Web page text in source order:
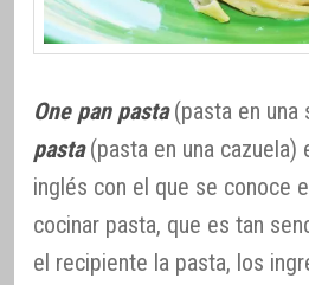
One pan pasta(pasta en una
pasta(pasta en una cazuela)
inglés con el que se conoce
cocinar pasta, que es tan
el recipiente la pasta, los